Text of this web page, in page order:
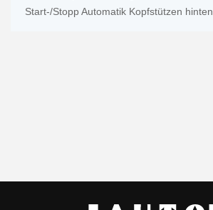
Start-/Stopp Automatik Kopfstützen hinten